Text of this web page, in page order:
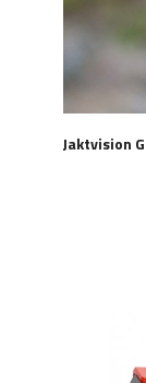
Jaktvision